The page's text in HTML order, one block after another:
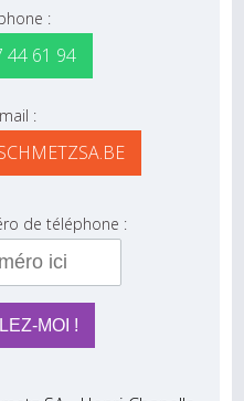
:
44 61 94
:
de téléphone :